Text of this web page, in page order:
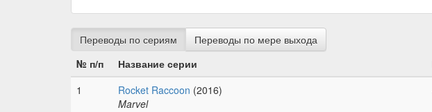
Переводы по сериям
Переводы по мере выхода
№ п/п
Название серии
1
Rocket Raccoon (2016)
Marvel